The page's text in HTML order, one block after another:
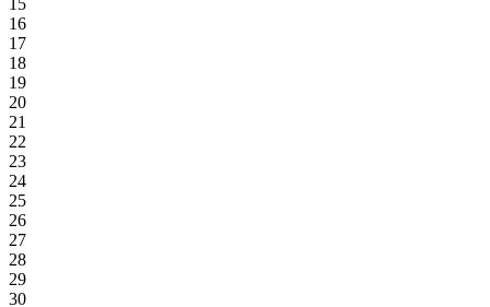
15
16
17
18
19
20
21
22
23
24
25
26
27
28
29
30